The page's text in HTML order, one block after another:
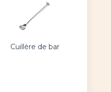
Cuillère de bar